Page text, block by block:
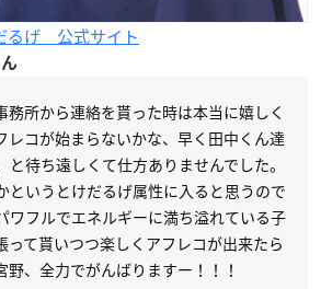
るげ 公式サイト
務所から連絡を貰った時は本当に嬉しく
レコが始まらないかな、早く田中くん達
と待ち遠しくて仕方ありませんでした。
というとけだるげ属性に入ると思うので
ワフルでエネルギーに満ち溢れている子
って貰いつつ楽しくアフレコが出来たら
野、全力でがんばりますー！！！